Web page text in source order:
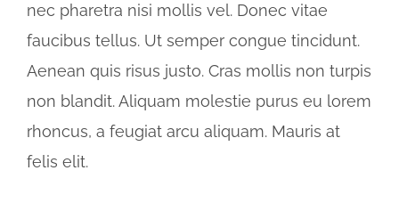
nec pharetra nisi mollis vel. Donec vitae
faucibus tellus. Ut semper congue tincidunt.
Aenean quis risus justo. Cras mollis non turpis
non blandit. Aliquam molestie purus eu lorem
rhoncus, a feugiat arcu aliquam. Mauris at
felis elit.